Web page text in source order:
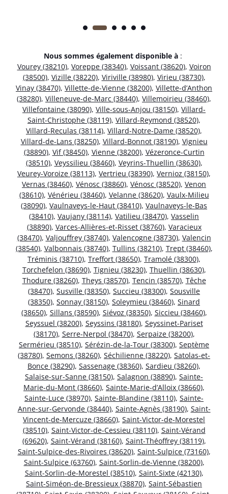
Nous sommes également disponible à :
Vourey (38210), Voreppe (38340), Voissant (38620), Voiron
(38500), Vizille (38220), Viriville (38980), Virieu (38730),
Vinay (38470), Villette-de-Vienne (38200), Villette-d’Anthon
(38280), Villeneuve-de-Marc (38440), Villemoirieu (38460),
Villefontaine (38090), Ville-sous-Anjou (38150), Villard-
Saint-Christophe (38119), Villard-Reymond (38520),
Villard-Reculas (38114), Villard-Notre-Dame (38520),
Villard-de-Lans (38250), Villard-Bonnot (38190), Vignieu
(38890), Vif (38450), Vienne (38200), Vézeronce-Curtin
(38510), Veyssilieu (38460), Veyrins-Thuellin (38630),
Veurey-Voroize (38113), Vertrieu (38390), Vernioz (38150),
Vernas (38460), Vénosc (38860), Vénosc (38520), Venon
(38610), Vénérieu (38460), Velanne (38620), Vaulx-Milieu
(38090), Vaulnaveys-le-Haut (38410), Vaulnaveys-le-Bas
(38410), Vaujany (38114), Vatilieu (38470), Vasselin
(38890), Varces-Allières-et-Risset (38760), Varacieux
(38470), Valjouffrey (38740), Valencogne (38730), Valencin
(38540), Valbonnais (38740), Tullins (38210), Trept (38460),
Tréminis (38710), Treffort (38650), Tramolé (38300),
Torchefelon (38690), Tignieu (38230), Thuellin (38630),
Thodure (38260), Theys (38570), Tencin (38570), Têche
(38470), Susville (38350), Succieu (38300), Sousville
(38350), Sonnay (38150), Soleymieu (38460), Sinard
(38650), Sillans (38590), Siévoz (38350), Siccieu (38460),
Seyssuel (38200), Seyssins (38180), Seyssinet-Pariset
(38170), Serre-Nerpol (38470), Serpaize (38200),
Sermérieu (38510), Sérézin-de-la-Tour (38300), Septème
(38780), Semons (38260), Séchilienne (38220), Satolas-et-
Bonce (38290), Sassenage (38360), Sardieu (38260),
Salaise-sur-Sanne (38150), Salagnon (38890), Sainte-
Marie-du-Mont (38660), Sainte-Marie-d’Alloix (38660),
Sainte-Luce (38970), Sainte-Blandine (38110), Sainte-
Anne-sur-Gervonde (38440), Sainte-Agnès (38190), Saint-
Vincent-de-Mercuze (38660), Saint-Victor-de-Morestel
(38510), Saint-Victor-de-Cessieu (38110), Saint-Vérand
(69620), Saint-Vérand (38160), Saint-Théoffrey (38119),
Saint-Sulpice-des-Rivoires (38620), Saint-Sulpice (73160),
Saint-Sulpice (63760), Saint-Sorlin-de-Vienne (38200),
Saint-Sorlin-de-Morestel (38510), Saint-Sixte (42130),
Saint-Siméon-de-Bressieux (38870), Saint-Sébastien